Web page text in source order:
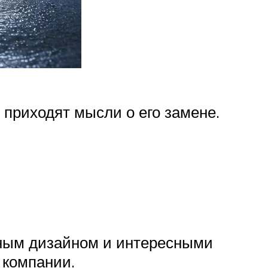
мысли о его замене.
дизайном и интересными